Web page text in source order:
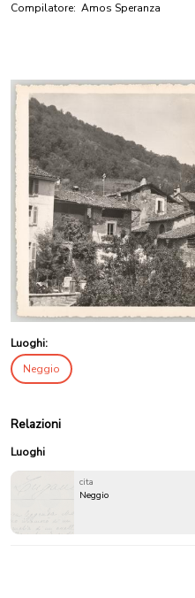
Compilatore: Amos Speranza
Luoghi:
Neggio
Relazioni
Luoghi
cita
Neggio